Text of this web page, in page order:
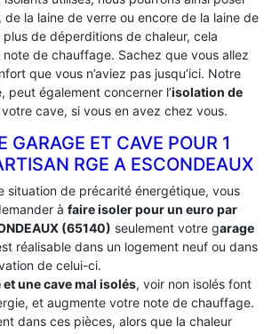
de la laine de verre ou encore de la laine de
plus de déperditions de chaleur, cela
de chauffage. Sachez que vous allez
que vous n’aviez pas jusqu’ici. Notre
peut également concerner l’isolation de
cave, si vous en avez chez vous.
GARAGE ET CAVE POUR 1
RGE A ESCONDEAUX
situation de précarité énergétique, vous
à faire isoler pour un euro par
(65140) seulement votre garage
réalisable dans un logement neuf ou dans
de celui-ci.
une cave mal isolés, voir non isolés font
et augmente votre note de chauffage.
dans ces pièces, alors que la chaleur